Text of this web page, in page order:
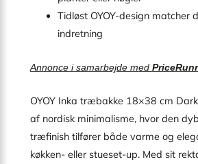
Tidløst OYOY-design matcher
indretning
Annonce i samarbejde med
OYOY Inka træbakke 18×38 cm
af nordisk minimalisme, hvor den
træfinish tilfører både varme og
køkken- eller stueset-up. Med sit